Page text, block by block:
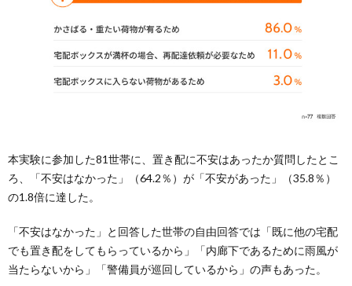
本実験に参加した81世帯に、置き配に不安はあったか質問したとこ
ろ、「不安はなかった」（64.2％）が「不安があった」（35.8％）
の1.8倍に達した。
「不安はなかった」と回答した世帯の自由回答では「既に他の宅配
でも置き配をしてもらっているから」「内廊下であるために雨風が
当たらないから」「警備員が巡回しているから」の声もあった。